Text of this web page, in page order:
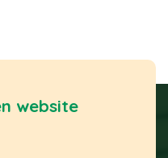
website